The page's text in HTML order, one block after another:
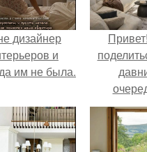
дизайнер
и
им не была.